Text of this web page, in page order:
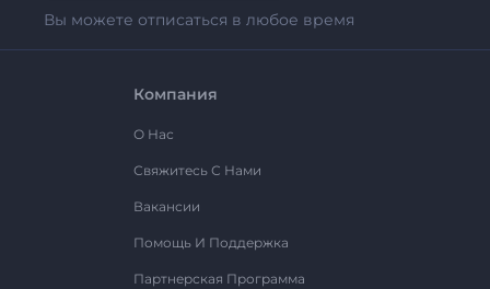
Вы можете отписаться в любое время
Компания
О Нас
Свяжитесь С Нами
Вакансии
Помощь И Поддержка
Партнерская Программа